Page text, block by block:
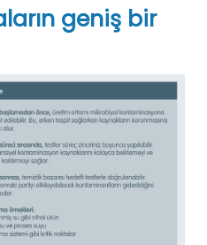
geniş bir